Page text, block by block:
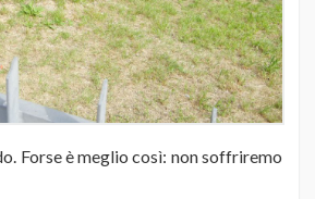
Forse è meglio così: non soffriremo